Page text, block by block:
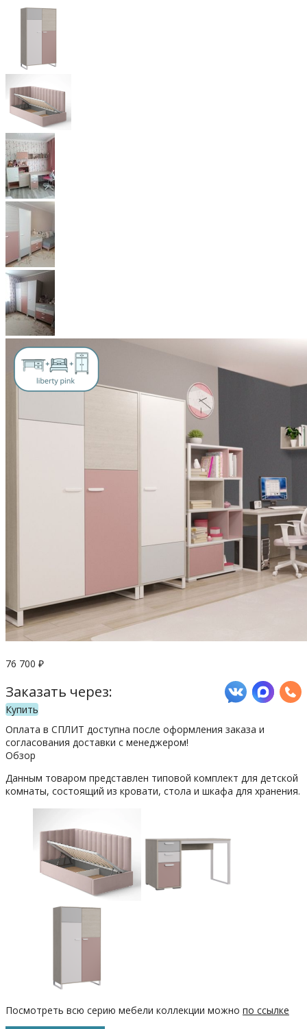
76 700 ₽
Заказать через:
Купить
Оплата в СПЛИТ доступна после оформления заказа и
согласования доставки с менеджером!
Обзор
Данным товаром представлен типовой комплект для детской
комнаты, состоящий из кровати, стола и шкафа для хранения.
Посмотреть всю серию мебели коллекции можно по ссылке